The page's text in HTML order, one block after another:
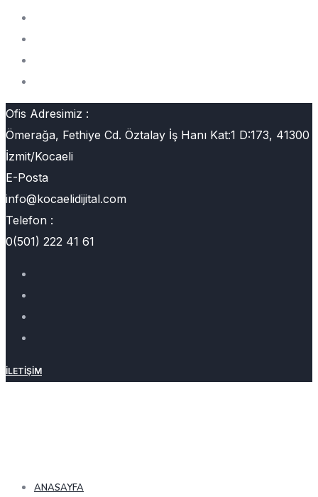
Ofis Adresimiz :
Ömerağa, Fethiye Cd. Öztalay İş Hanı Kat:1 D:173, 41300
İzmit/Kocaeli
E-Posta
info@kocaelidijital.com
Telefon :
0(501) 222 41 61
İLETIŞIM
ANASAYFA